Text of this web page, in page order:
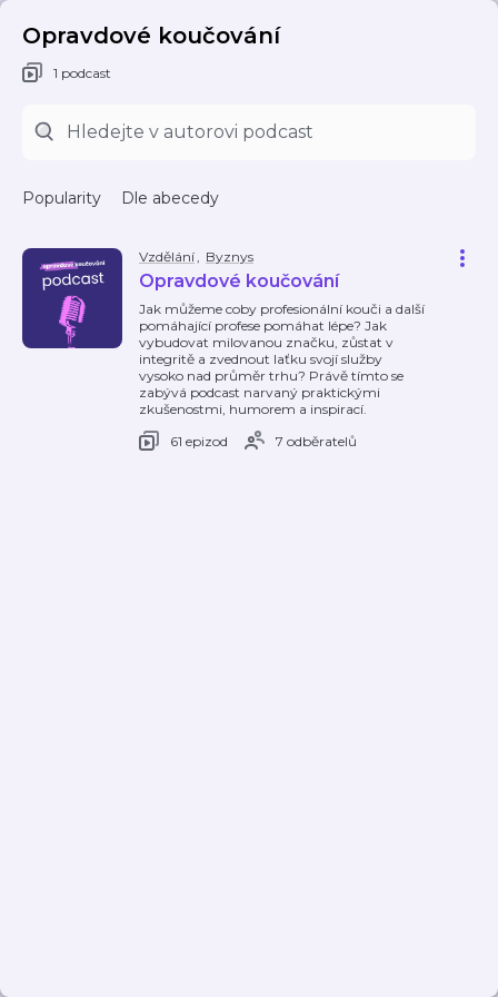
Opravdové koučování
1 podcast
Popularity Dle abecedy
Vzdělání, Byznys
Opravdové koučování
Jak můžeme coby profesionální kouči a další
pomáhající profese pomáhat lépe? Jak
vybudovat milovanou značku, zůstat v
integritě a zvednout laťku svojí služby
vysoko nad průměr trhu? Právě tímto se
zabývá podcast narvaný praktickými
zkušenostmi, humorem a inspirací.
61 epizod
7 odběratelů